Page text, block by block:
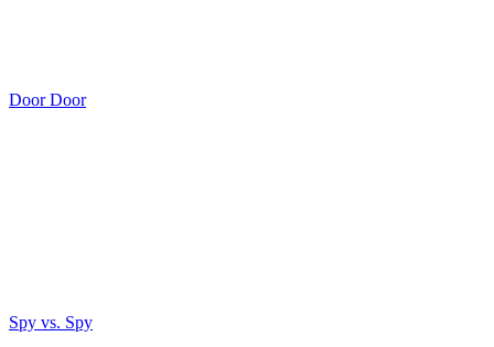
Door Door
Spy vs. Spy